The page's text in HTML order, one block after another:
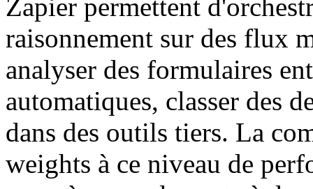
Zapier permettent
raisonnement sur des flux
analyser des formulaires
automatiques, classer des
dans des outils tiers. La
weights à ce niveau de